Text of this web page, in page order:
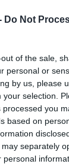
Do Not
of the sale,
personal or
by us, please
your selection.
you
based on
separately
personal